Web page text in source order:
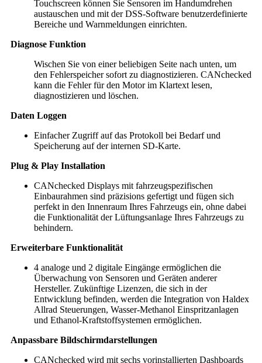
Touchscreen können Sie Sensoren im Handumdrehen
austauschen und mit der DSS-Software benutzerdefinierte
Bereiche und Warnmeldungen einrichten.
Diagnose Funktion
Wischen Sie von einer beliebigen Seite nach unten, um
den Fehlerspeicher sofort zu diagnostizieren. CANchecked
kann die Fehler für den Motor im Klartext lesen,
diagnostizieren und löschen.
Daten Loggen
Einfacher Zugriff auf das Protokoll bei Bedarf und
Speicherung auf der internen SD-Karte.
Plug & Play Installation
CANchecked Displays mit fahrzeugspezifischen
Einbaurahmen sind präzisions gefertigt und fügen sich
perfekt in den Innenraum Ihres Fahrzeugs ein, ohne dabei
die Funktionalität der Lüftungsanlage Ihres Fahrzeugs zu
behindern.
Erweiterbare Funktionalität
4 analoge und 2 digitale Eingänge ermöglichen die
Überwachung von Sensoren und Geräten anderer
Hersteller. Zukünftige Lizenzen, die sich in der
Entwicklung befinden, werden die Integration von Haldex
Allrad Steuerungen, Wasser-Methanol Einspritzanlagen
und Ethanol-Kraftstoffsystemen ermöglichen.
Anpassbare Bildschirmdarstellungen
CANchecked wird mit sechs vorinstallierten Dashboards